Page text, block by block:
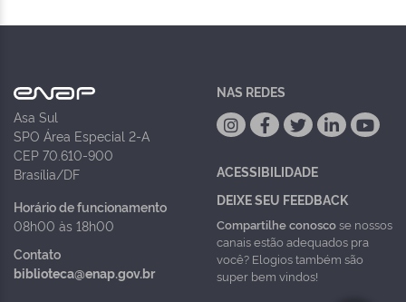
Asa Sul
SPO Área Especial 2-A
CEP 70.610-900
Brasília/DF
Horário de funcionamento
08h00 às 18h00
Contato
biblioteca@enap.gov.br
NAS REDES
ACESSIBILIDADE
DEIXE SEU FEEDBACK
Compartilhe conoscose nossos
canais estão adequados pra
você? Elogios também são
super bem vindos!